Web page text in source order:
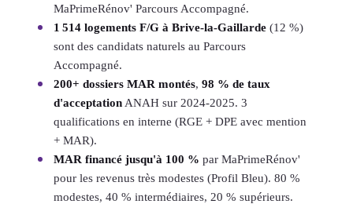
MaPrimeRénov' Parcours Accompagné.
1 514 logements F/G à Brive-la-Gaillarde (12 %)
sont des candidats naturels au Parcours
Accompagné.
200+ dossiers MAR montés, 98 % de taux
d'acceptation ANAH sur 2024-2025. 3
qualifications en interne (RGE + DPE avec mention
+ MAR).
MAR financé jusqu'à 100 % par MaPrimeRénov'
pour les revenus très modestes (Profil Bleu). 80 %
modestes, 40 % intermédiaires, 20 % supérieurs.